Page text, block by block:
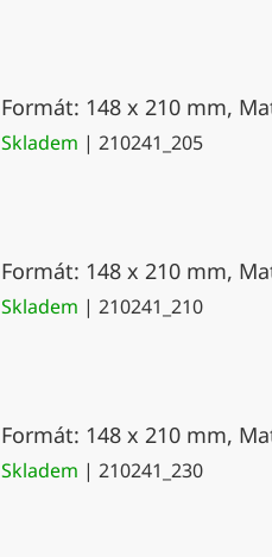
Formát: 148 x 210 mm,
Skladem | 210241_205
Formát: 148 x 210 mm,
Skladem | 210241_210
Formát: 148 x 210 mm,
Skladem | 210241_230